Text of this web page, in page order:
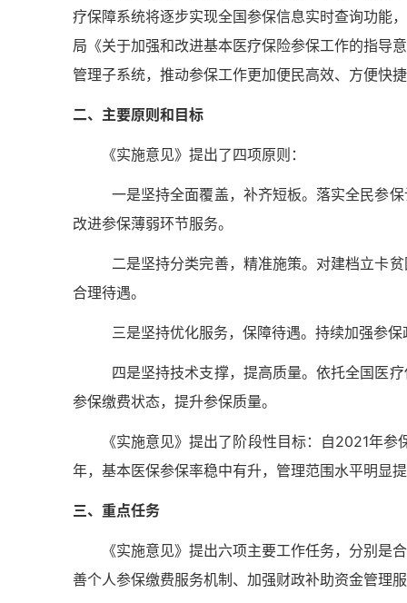
疗保障系统将逐步实现全国参保信息实时查询功能
局《关于加强和改进基本医疗保险参保工作的指导
管理子系统，推动参保工作更加便民高效、方便快
二、主要原则和目标
《实施意见》提出了四项原则：
一是坚持全面覆盖，补齐短板。落实全民参
改进参保薄弱环节服务。
二是坚持分类完善，精准施策。对建档立卡
合理待遇。
三是坚持优化服务，保障待遇。持续加强参
四是坚持技术支撑，提高质量。依托全国医
参保缴费状态，提升参保质量。
《实施意见》提出了阶段性目标：自2021年
年，基本医保参保率稳中有升，管理范围水平明显
三、重点任务
《实施意见》提出六项主要工作任务，分别
善个人参保缴费服务机制、加强财政补助资金管理